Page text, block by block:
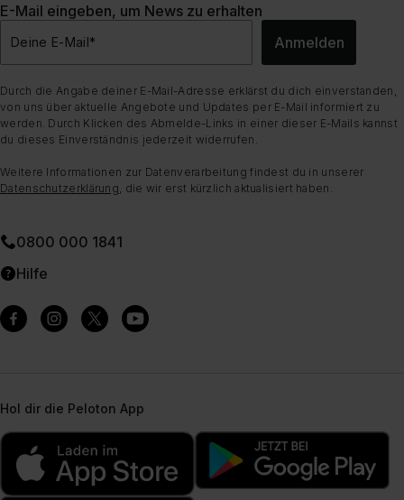
E-Mail eingeben, um News zu erhalten
Deine E-Mail* Anmelden
Durch die Angabe deiner E-Mail-Adresse erklärst du dich einverstanden,
von uns über aktuelle Angebote und Updates per E-Mail informiert zu
werden. Durch Klicken des Abmelde-Links in einer dieser E-Mails kannst
du dieses Einverständnis jederzeit widerrufen.
Weitere Informationen zur Datenverarbeitung findest du in unserer
Datenschutzerklärung , die wir erst kürzlich aktualisiert haben.
0800 000 1841
Hilfe
Hol dir die Peloton App